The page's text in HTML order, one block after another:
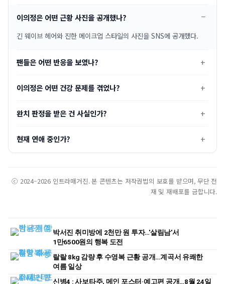
이의정은 어떤 근황 사진을 공개했나?
긴 웨이브 헤어와 진한 메이크업 스타일의 사진을 SNS에 공개했다.
팬들은 어떤 반응을 보였나?
이의정은 어떤 건강 문제를 겪었나?
완치 판정을 받은 건 사실인가?
현재 연애 중인가?
ⓒ 2024–2026 인트라매거진. 본 콘텐츠는 저작권법의 보호를 받으며, 무단 전
재 및 재배포를 금합니다.
박서진 취미방에 2천만 원 투자…'살림남'서
1만6500원의 행복 도전
랄랄 8kg 감량 후 수영복 근황 공개…계곡서 유쾌한
여름 일상
신병4 : 사보타주, 메인 포스터·예고편 공개…8월 24일